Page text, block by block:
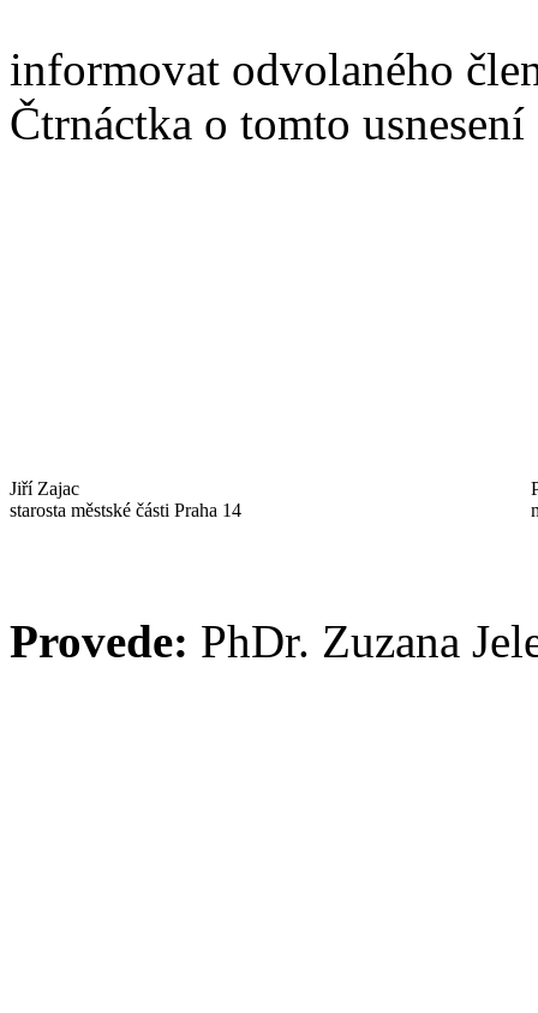
informovat odvolaného
Čtrnáctka o tomto usnesení
Jiří Zajac
starosta městské části Praha 14
Provede: PhDr. Zuzana